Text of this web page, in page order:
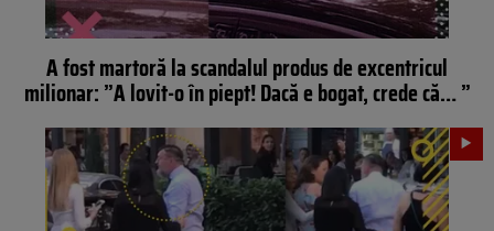
A fost martoră la scandalul produs de excentricul
milionar: ”A lovit-o în piept! Dacă e bogat, crede că… ”